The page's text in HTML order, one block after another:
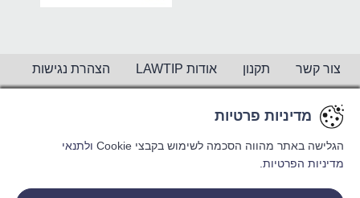
צור קשר תקנון אודות LAWTIP הצהרת נגישות
אתר זה מוגן באמצעות reCAPTCHA ו
מדיניות פרטיות
הגלישה באתר מהווה הסכמה לשימוש בקבצי Cookie
ולתנאי
מדיניות הפרטיות.
מדיניות פרטיות
הגלישה באתר מהווה הסכמה לשימוש בקבצי Cookie
ולתנאי
מדיניות הפרטיות.
מדיניות פרטיות
הגלישה באתר מהווה הסכמה לשימוש בקבצי Cookie
ולתנאי
מדיניות הפרטיות.